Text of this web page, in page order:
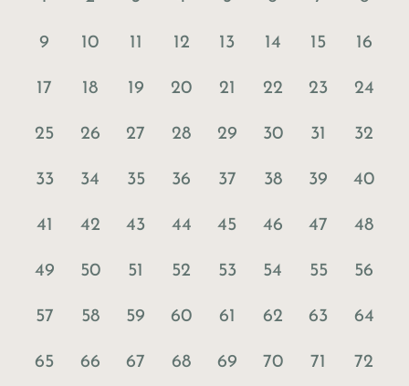
9 10 11 12 13 14 15 16
17 18 19 20 21 22 23 24
25 26 27 28 29 30 31 32
33 34 35 36 37 38 39 40
41 42 43 44 45 46 47 48
49 50 51 52 53 54 55 56
57 58 59 60 61 62 63 64
65 66 67 68 69 70 71 72